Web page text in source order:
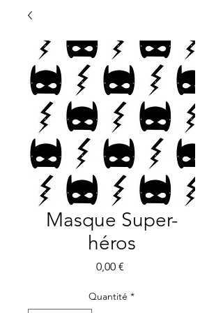
Masque Super-
héros
0,00 €Prix
Quantité *